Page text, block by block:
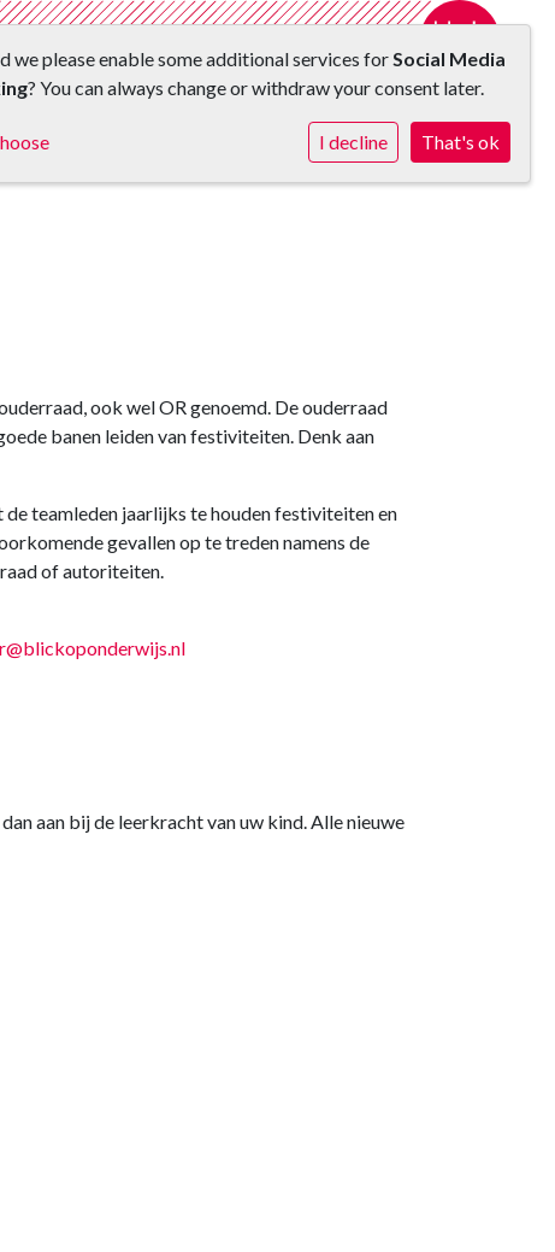
Werken bij
Activiteiten
Naschool
ook wel OR genoemd. De ouderraad
banen leiden van festiviteiten. Denk aan
teamleden jaarlijks te houden festiviteiten en
gevallen op te treden namens de
of autoriteiten.
aan bij de leerkracht van uw kind. Alle nieuwe
we please enable some additional services forSocial Media
? You can always change or withdraw your consent later.
I decline That's ok